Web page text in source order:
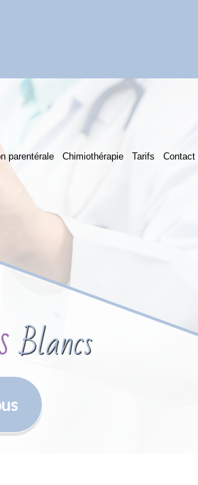
parentérale Chimiothérapie Tarifs Contact
Blancs